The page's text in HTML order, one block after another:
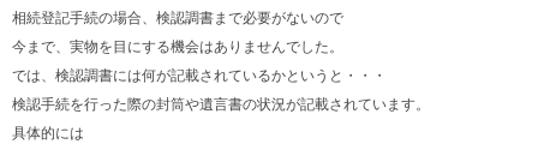
相続登記手続の場合、検認調書まで必要がないので
今まで、実物を目にする機会はありませんでした。
では、検認調書には何が記載されているかというと・・・
検認手続を行った際の封筒や遺言書の状況が記載されています。
具体的には